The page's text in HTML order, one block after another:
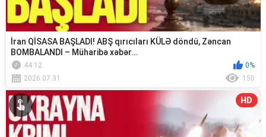
İran QİSASA BAŞLADI! ABŞ qırıcıları KÜLƏ döndü, Zəncan
BOMBALANDI – Müharibə xəbər...
44:12
0%
2026.07.31
150
HD